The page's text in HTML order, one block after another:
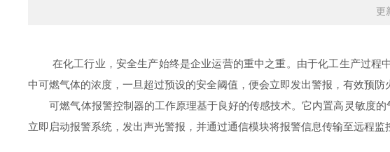
更
在化工行业，安全生产始终是企业运营的重中之重。由于化工生产过程
中可燃气体的浓度，一旦超过预设的安全阈值，便会立即发出警报，有效预防
可燃气体报警控制器的工作原理基于良好的传感技术。它内置高灵敏度的
立即启动报警系统，发出声光警报，并通过通信模块将报警信息传输至远程